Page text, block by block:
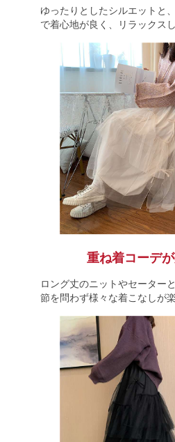
ゆったりとしたシルエットと
で着心地が良く、リラックス
重ね着コーデ
ロング丈のニットやセーター
節を問わず様々な着こなしが